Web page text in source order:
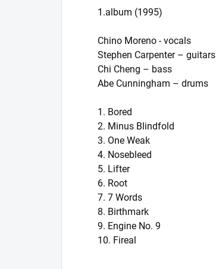
1.album (1995)
Chino Moreno - vocals
Stephen Carpenter – guitars
Chi Cheng – bass
Abe Cunningham – drums
1. Bored
2. Minus Blindfold
3. One Weak
4. Nosebleed
5. Lifter
6. Root
7. 7 Words
8. Birthmark
9. Engine No. 9
10. Fireal